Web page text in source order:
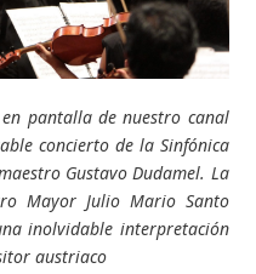
pantalla de nuestro canal
concierto de la Sinfónica
Gustavo Dudamel. La
Mayor Julio Mario Santo
inolvidable interpretación
austriaco